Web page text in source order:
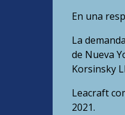
En una
La
de Nueva
Korsinsky
Leacraft
2021.